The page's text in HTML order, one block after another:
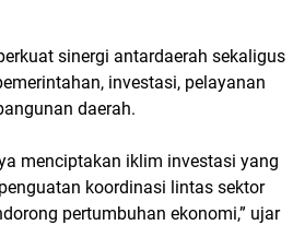
sinergi antardaerah sekaligus
investasi, pelayanan
daerah.
menciptakan iklim investasi yang
koordinasi lintas sektor
pertumbuhan ekonomi,” ujar